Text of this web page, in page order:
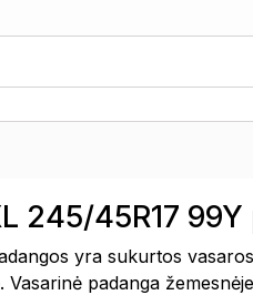
245/45R17
yra sukurtos
Vasarinė padanga